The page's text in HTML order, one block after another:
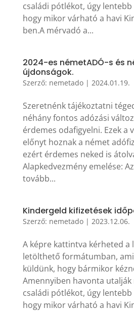
családi pótlékot, úgy
hogy mikor várható a havi
ben.A mérvadó a...
2024-es németADÓ-s és
újdonságok.
Szerző: nemetado| 2024.01.19.
Szeretnénk tájékoztatni
néhány fontos adózási
érdemes odafigyelni. Ezek a
előnyt hoznak a német
ezért érdemes neked is
Alapkedvezmény emelése:
tovább...
Kindergeld kifizetések
Szerző: nemetado| 2023.12.06.
A képre kattintva kérheted a
letölthető formátumban,
küldünk, hogy bármikor
Amennyiben havonta utalják
családi pótlékot, úgy
hogy mikor várható a havi